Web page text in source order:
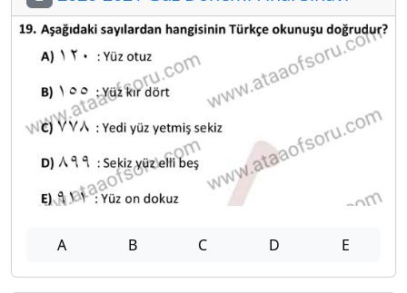
A B C D E